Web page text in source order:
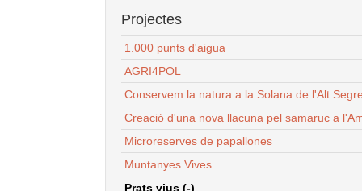
Projectes
1.000 punts d'aigua
AGRI4POL
Conservem la natura a la Solana de l'Alt
Creació d'una nova llacuna pel samaruc a
Microreserves de papallones
Muntanyes Vives
Prats vius (-)